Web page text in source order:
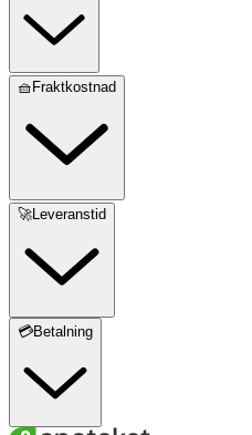
🧺Fraktkostnad
🚀Leveranstid
💳Betalning